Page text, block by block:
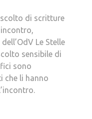
di scritture
Le Stelle
sensibile di
sono
che li hanno